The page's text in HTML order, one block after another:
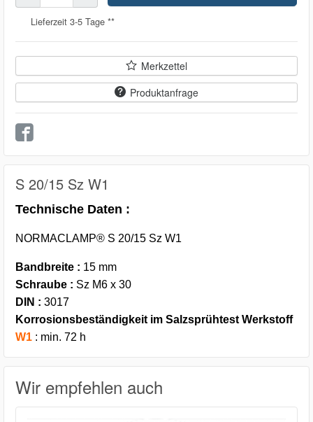
Lieferzeit 3-5 Tage **
Merkzettel
Produktanfrage
S 20/15 Sz W1
Technische Daten :
NORMACLAMP® S 20/15 Sz W1
Bandbreite : 15 mm
Schraube : Sz M6 x 30
DIN : 3017
Korrosionsbeständigkeit im Salzsprühtest Werkstoff
W1 : min. 72 h
Wir empfehlen auch